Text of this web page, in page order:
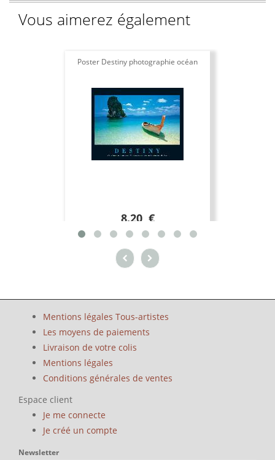
Vous aimerez également
Poster Destiny photographie océan
8.20 €
Mentions légales Tous-artistes
Les moyens de paiements
Livraison de votre colis
Mentions légales
Conditions générales de ventes
Espace client
Je me connecte
Je créé un compte
Newsletter